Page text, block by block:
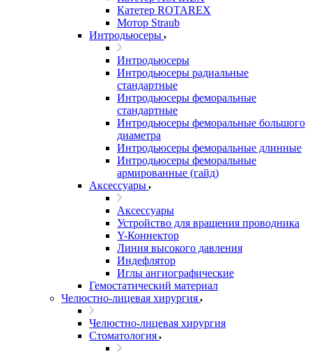
Катетер ROTAREX
Мотор Straub
Интродьюсеры
Интродьюсеры
Интродьюсеры радиальные
стандартные
Интродьюсеры феморальные
стандартные
Интродьюсеры феморальные большого
диаметра
Интродьюсеры феморальные длинные
Интродьюсеры феморальные
армированные (гайд)
Аксессуары
Аксессуары
Устройство для вращения проводника
Y-Коннектор
Линия высокого давления
Индефлятор
Иглы ангиографические
Гемостатический материал
Челюстно-лицевая хирургия
Челюстно-лицевая хирургия
Стоматология